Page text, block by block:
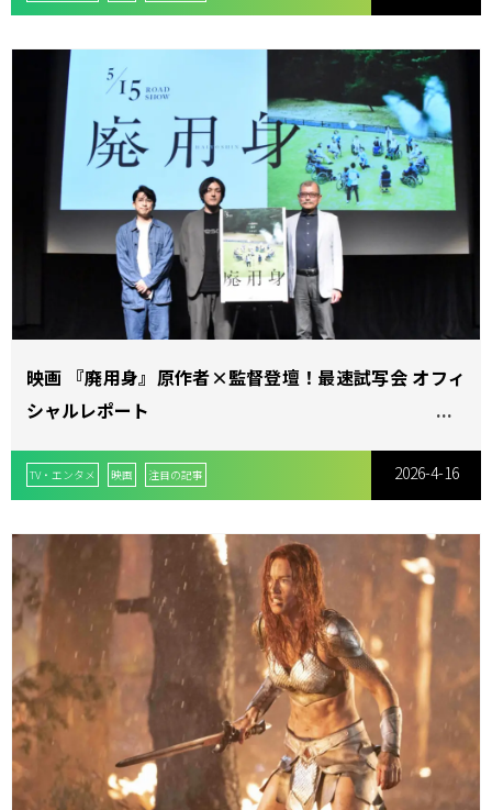
映画 『廃用身』原作者×監督登壇！最速試写会 オフィ
シャルレポート
TV・エンタメ 映画 注目の記事 2026-4-16